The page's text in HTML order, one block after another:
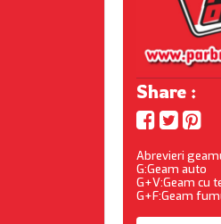
Share :
Abrevieri
G:Geam auto
G+V:Geam cu
G+F:Geam